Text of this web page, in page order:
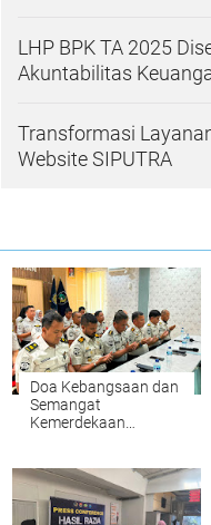
LHP BPK TA 2025
Akuntabilitas
Transformasi
Website SIPUTRA
Doa Kebangsaan dan
Semangat
Kemerdekaan
Intan Teguhkan
Persatuan